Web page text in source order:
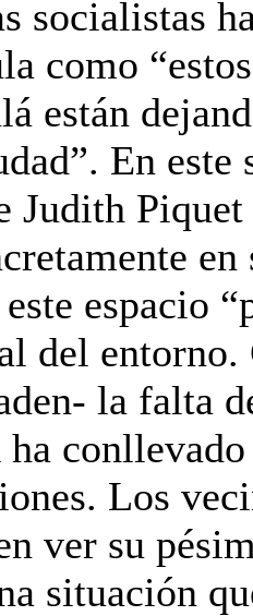
socialistas
como
están
En
Judith
espacio
del entorno.
la falta
Los
ver su
situación